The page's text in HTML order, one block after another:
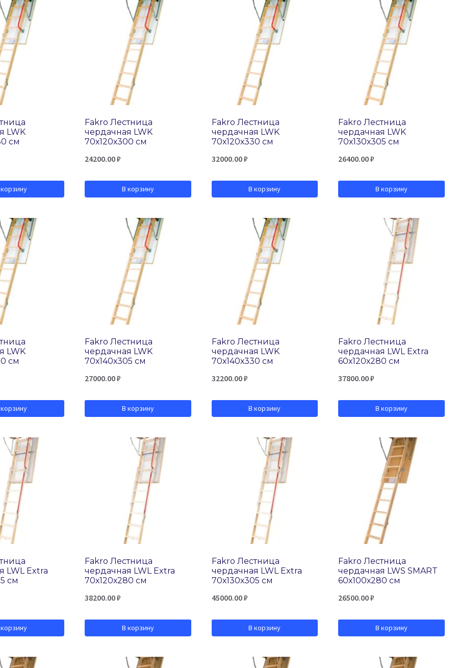
LWK
см
Fakro Лестница
чердачная LWK
70х120х300 см
24200.00₽
В корзину
Fakro Лестница
чердачная LWK
70х120х330 см
32000.00₽
В корзину
Fakro Лестница
чердачная LWK
70х130х305 см
26400.00₽
В корзину
LWK
см
Fakro Лестница
чердачная LWK
70х140х305 см
27000.00₽
В корзину
Fakro Лестница
чердачная LWK
70х140х330 см
32200.00₽
В корзину
Fakro Лестница
чердачная LWL Extra
60х120х280 см
37800.00₽
В корзину
LWL Extra
см
Fakro Лестница
чердачная LWL Extra
70х120х280 см
38200.00₽
В корзину
Fakro Лестница
чердачная LWL Extra
70х130х305 см
45000.00₽
В корзину
Fakro Лестница
чердачная LWS SMART
60х100х280 см
26500.00₽
В корзину